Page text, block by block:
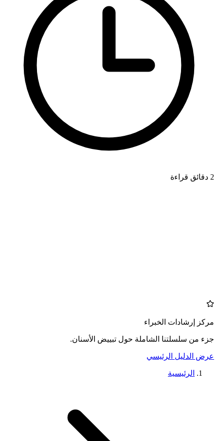
2 دقائق قراءة
مركز إرشادات الخبراء
جزء من سلسلتنا الشاملة حول تبييض الأسنان.
عرض الدليل الرئيسي
الرئيسية